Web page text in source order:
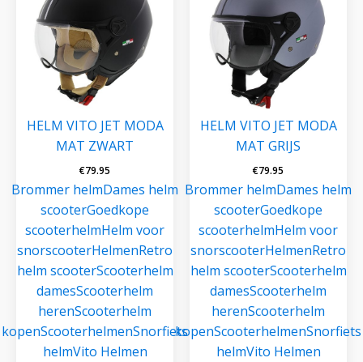
HELM VITO JET MODA
MAT ZWART
€79.95
Brommer helmDames helm
scooterGoedkope
scooterhelmHelm voor
snorscooterHelmenRetro
helm scooterScooterhelm
damesScooterhelm
herenScooterhelm
kopenScooterhelmenSnorfiets
helmVito Helmen
HELM VITO JET MODA
MAT GRIJS
€79.95
Brommer helmDames helm
scooterGoedkope
scooterhelmHelm voor
snorscooterHelmenRetro
helm scooterScooterhelm
damesScooterhelm
herenScooterhelm
kopenScooterhelmenSnorfiets
helmVito Helmen